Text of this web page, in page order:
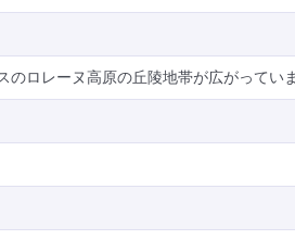
のロレーヌ高原の丘陵地帯が広がってい